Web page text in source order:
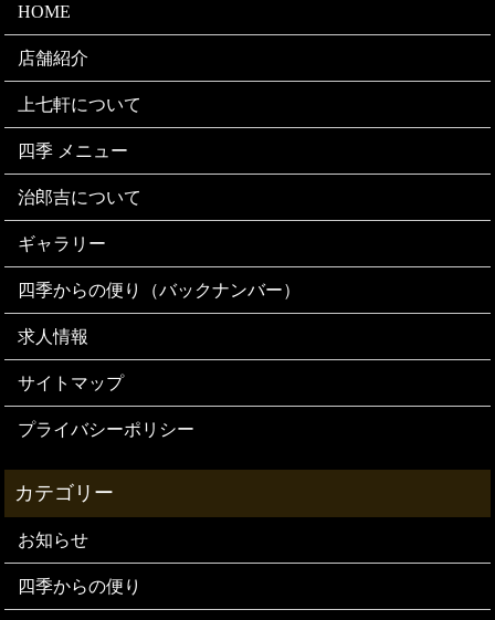
HOME
店舗紹介
上七軒について
四季 メニュー
治郎吉について
ギャラリー
四季からの便り（バックナンバー）
求人情報
サイトマップ
プライバシーポリシー
お知らせ
四季からの便り